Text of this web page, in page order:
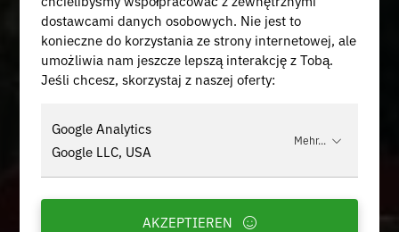
dostawcami danych osobowych. Nie jest to
konieczne do korzystania ze strony internetowej, ale
umożliwia nam jeszcze lepszą interakcję z Tobą.
Jeśli chcesz, skorzystaj z naszej oferty:
Google Analytics
Google LLC, USA
Mehr...
AKZEPTIEREN